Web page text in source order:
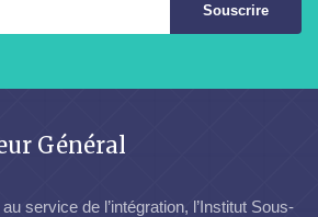
Souscrire
Général
service de l’intégration, l’Institut Sous-